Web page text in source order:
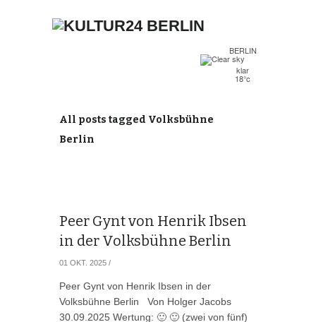
BERLIN
klar
18°c
All posts tagged Volksbühne
Berlin
Peer Gynt von Henrik Ibsen
in der Volksbühne Berlin
01 OKT. 2025 /
Peer Gynt von Henrik Ibsen in der
Volksbühne Berlin Von Holger Jacobs
30.09.2025 Wertung: 🙂 🙂 (zwei von fünf)